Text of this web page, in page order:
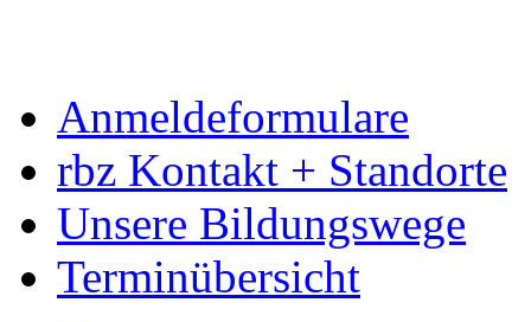
Anmeldeformulare
rbz Kontakt + Standorte
Unsere Bildungswege
Terminübersicht